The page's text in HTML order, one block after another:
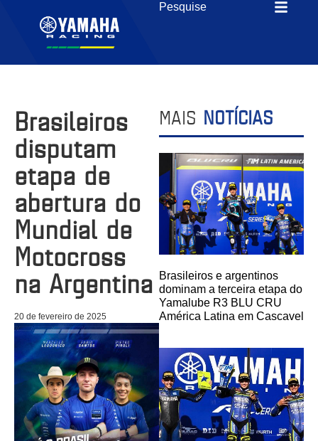
Brasileiros
disputam
etapa de
abertura do
Mundial de
Motocross
na Argentina
20 de fevereiro de 2025
MAIS NOTÍCIAS
Brasileiros e argentinos
dominam a terceira etapa do
Yamalube R3 BLU CRU
América Latina em Cascavel